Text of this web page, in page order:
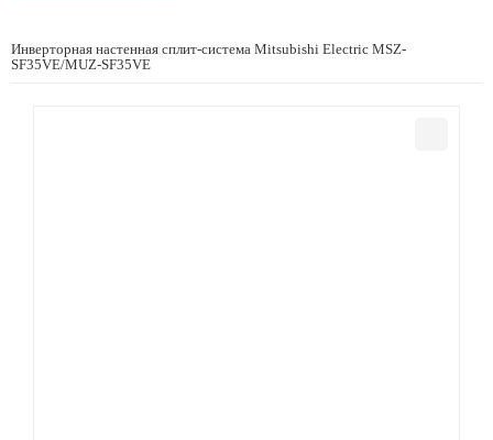
Инверторная настенная сплит-система Mitsubishi Electric MSZ-
SF35VE/MUZ-SF35VE